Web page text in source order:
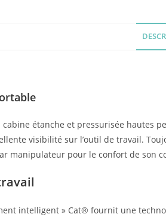
cabine étanche et pressurisée hautes
visibilité sur l’outil de travail.
manipulateur pour le confort de son
intelligent » Cat® fournit une